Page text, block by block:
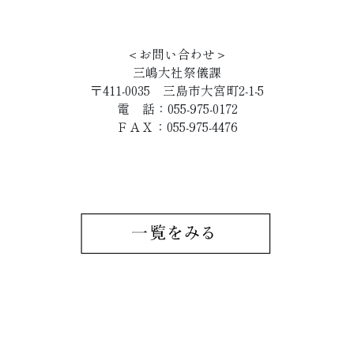
＜お問い合わせ＞
三嶋大社祭儀課
〒411-0035 三島市大宮町2-1-5
電 話：055-975-0172
ＦＡＸ：055-975-4476